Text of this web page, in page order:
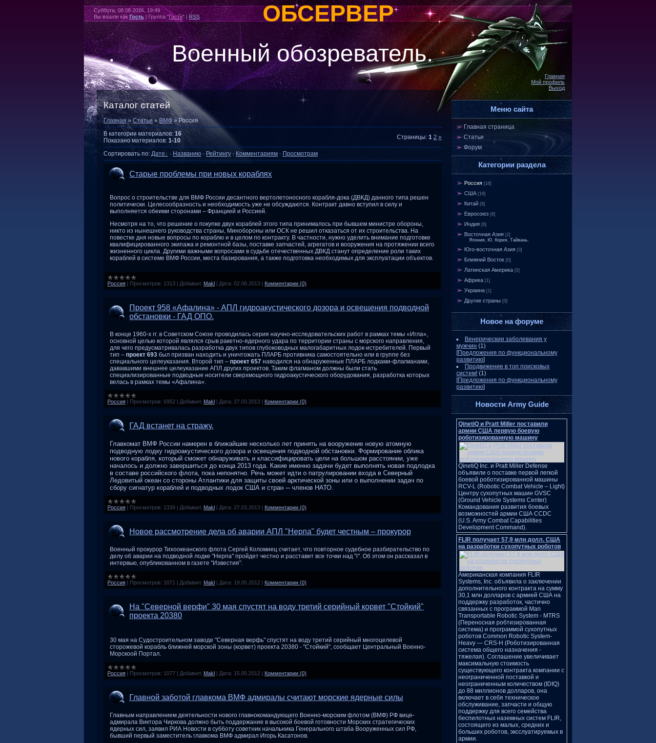
Суббота, 08.08.2026, 19:49
Вы вошли какГость| Группа "Гости" |RSS
Военный обозреватель.
ОБСЕРВЕР
.
Главная
Мой профиль
Выход
Каталог статей
Главная »Статьи»ВМФ» Россия
В категории материалов: 16
Показано материалов: 1-10 Страницы: 1 2 »
Сортировать по: Дате · Названию · Рейтингу · Комментариям · Просмотрам
Старые проблемы при новых кораблях
Вопрос о строительстве для ВМФ России десантного вертолетоносного корабля-дока (ДВКД) данного типа решен
политически. Целесообразность и необходимость уже не обсуждаются. Контракт давно вступил в силу и
выполняется обеими сторонами – Францией и Россией.
Несмотря на то, что решение о покупке двух кораблей этого типа принималось при бывшем министре обороны,
никто из нынешнего руководства страны, Минобороны или ОСК не решил отказаться от их строительства. На
повестке дня новые вопросы по кораблю и в целом по контракту. В частности, нужно уделить внимание подготовке
квалифицированного экипажа и ремонтной базы, поставке запчастей, агрегатов и вооружения на протяжении всего
жизненного цикла. Другими важными вопросами в судьбе отечественных ДВКД станут определение роли таких
кораблей в системе ВМФ России, места базирования, а также подготовка необходимых для эксплуатации объектов.
Россия | Просмотров: 1313 | Добавил: Makl | Дата: 02.08.2013 | Комментарии (0)
Проект 958 «Афалина» - АПЛ гидроакустического дозора и освещения подводной
обстановки - ГАД ОПО.
В конце 1960-х гг. в Советском Союзе проводилась серия научно-исследовательских работ в рамках темы «Игла»,
основной целью которой являлся срыв ракетно-ядерного удара по территории страны с морского направления,
для чего предусматривалась разработка двух типов глубоководных малогабаритных лодок-истребителей. Первый
тип – проект 693 был призван находить и уничтожать ПЛАРБ противника самостоятельно или в группе без
специального целеуказания. Второй тип – проект 657 наводился на обнаруженные ПЛАРБ лодками-флагманами,
дававшими внешнее целеуказание АПЛ других проектов. Таким флагманом должны были стать
специализированные подводные носители сверхмощного гидроакустического оборудования, разработка которых
велась в рамках темы «Афалина».
Россия | Просмотров: 6952 | Добавил: Makl | Дата: 27.03.2013 | Комментарии (0)
ГАД встанет на стражу.
Главкомат ВМФ России намерен в ближайшие несколько лет принять на вооружение новую атомную
подводную лодку гидроакустического дозора и освещения подводной обстановки. Формирование облика
нового корабля, который сможет обнаруживать и классифицировать цели на большом расстоянии, уже
началось и должно завершиться до конца 2013 года. Какие именно задачи будет выполнять новая подлодка
в составе российского флота, пока непонятно. Речь может идти о патрулировании входа в Северный
Ледовитый океан со стороны Атлантики для защиты своей арктической зоны или о выполнении задач по
сбору сигнатур кораблей и подводных лодок США и стран ─ членов НАТО.
Россия | Просмотров: 1339 | Добавил: Makl | Дата: 27.03.2013 | Комментарии (0)
Новое рассмотрение дела об аварии АПЛ "Нерпа" будет честным – прокурор
Военный прокурор Тихоокеанского флота Сергей Коломиец считает, что повторное судебное разбирательство по
делу об аварии на подводной лодке "Нерпа" пройдет честно и расставит все точки над "i". Об этом он рассказал в
интервью, опубликованном в газете "Известия".
Россия | Просмотров: 1071 | Добавил: Makl | Дата: 19.05.2012 | Комментарии (0)
На "Северной верфи" 30 мая спустят на воду третий серийный корвет "Стойкий"
проекта 20380
30 мая на Судостроительном заводе "Северная верфь" спустят на воду третий серийный многоцелевой
сторожевой корабль ближней морской зоны (корвет) проекта 20380 - "Стойкий", сообщает Центральный Военно-
Морскоой Портал.
Россия | Просмотров: 1077 | Добавил: Makl | Дата: 15.05.2012 | Комментарии (0)
Главной заботой главкома ВМФ адмиралы считают морские ядерные силы
Главным направлением деятельности нового главнокомандующего Военно-морским флотом (ВМФ) РФ вице-
адмирала Виктора Чиркова должно быть поддержание в высокой боевой готовности Морских стратегических
ядерных сил, заявил РИА Новости в субботу советник начальника Генерального штаба Вооруженных сил РФ,
бывший первый заместитель главкома ВМФ адмирал Игорь Касатонов.
Меню сайта
Главная страница
Статьи
Форум
Категории раздела
Россия [16]
США [16]
Китай [8]
Евросоюз [8]
Индия [6]
Восточная Азия [2]
Япония, Ю. Корея, Тайвань.
Юго-восточная Азия [3]
Ближний Восток [0]
Латинская Америка [0]
Африка [1]
Украина [1]
Другие страны [0]
Новое на форуме
Венерическии заболевания у
мужчин (1)
[Предложения по функциональному
развитию]
Продвижение в топ поисковых
систем! (1)
[Предложения по функциональному
развитию]
Новости Army Guide
QinetiQ и Pratt Miller поставили
армии США первую боевую
роботизированную машину
QinetiQ Inc. и Pratt Miller Defense
объявили о поставке первой легкой
боевой роботизированной машины
RCV-L (Robotic Combat Vehicle – Light)
Центру сухопутных машин GVSC
(Ground Vehicle Systems Center)
Командования развития боевых
возможностей армии США CCDC
(U.S. Army Combat Capabilities
Development Command).
FLIR получает 57,9 млн долл. США
на разработки сухопутных роботов
Американская компания FLIR
Systems, Inc. объявила о заключении
дополнительного контракта на сумму
30,1 млн долларов с армией США на
поддержку разработок, частично
связанных с программой Man
Transportable Robotic System - MTRS
(Переносная робтизированная
система) и программой сухопутных
роботов Common Robotic System-
Heavy — CRS-H (Роботизированная
система общего назначения -
тяжелая). Соглашение увеличивает
максимальную стоимость
существующего контракта компании с
неограниченной поставкой и
неограниченным количеством (IDIQ)
до 88 миллионов долларов, она
включает в себя техническое
обслуживание, запчасти и общую
поддержку для всего семейства
беспилотных наземных систем FLIR,
состоящего из малых, средних и
больших роботов, эксслуатируемых в
армии.